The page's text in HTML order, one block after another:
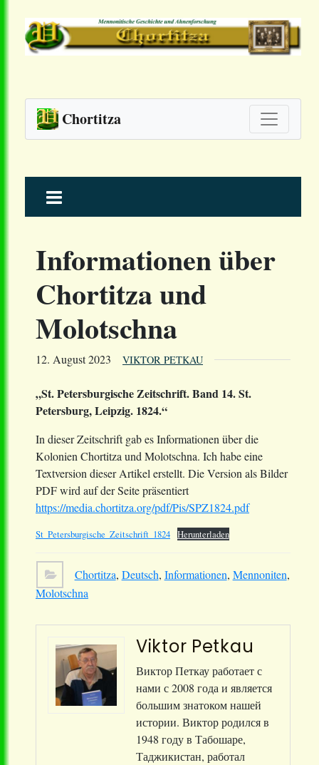
Chortitza
to
Informationen über
Chortitza und
Molotschna
12. August 2023 VIKTOR PETKAU
„St. Petersburgische Zeitschrift. Band 14. St.
Petersburg, Leipzig. 1824.“
In dieser Zeitschrift gab es Informationen über die
Kolonien Chortitza und Molotschna. Ich habe eine
Textversion dieser Artikel erstellt. Die Version als Bilder
PDF wird auf der Seite präsentiert
https://media.chortitza.org/pdf/Pis/SPZ1824.pdf
St_Petersburgische_Zeitschrift_1824 Herunterladen
Chortitza, Deutsch, Informationen, Mennoniten,
Molotschna
Viktor Petkau
Виктор Петкау работает с
нами с 2008 года и является
большим знатоком нашей
истории. Виктор родился в
1948 году в Табошаре,
Таджикистан, работал